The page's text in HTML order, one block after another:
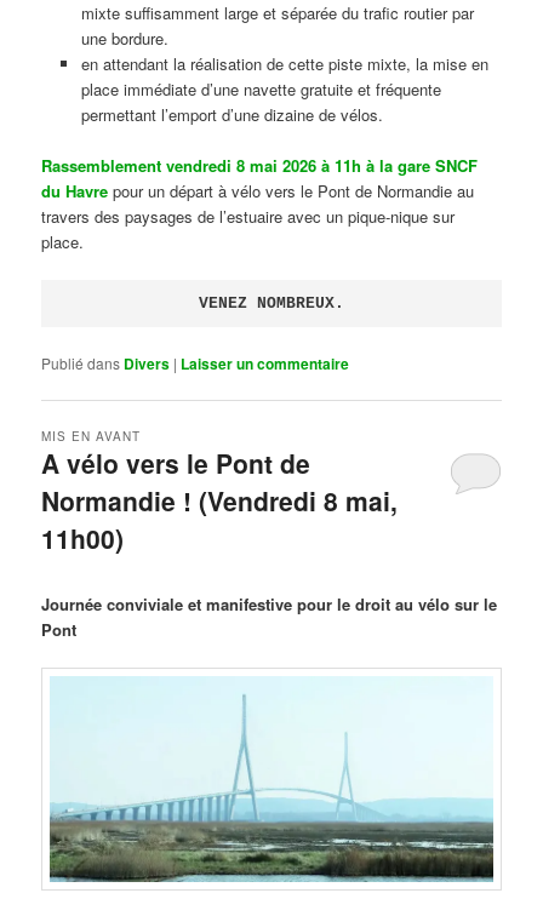
mixte suffisamment large et séparée du trafic routier par
une bordure.
en attendant la réalisation de cette piste mixte, la mise en
place immédiate d’une navette gratuite et fréquente
permettant l’emport d’une dizaine de vélos.
Rassemblement vendredi 8 mai 2026 à 11h à la gare SNCF
du Havre pour un départ à vélo vers le Pont de Normandie au
travers des paysages de l’estuaire avec un pique-nique sur
place.
VENEZ NOMBREUX.
Publié dans Divers | Laisser un commentaire
A vélo vers le Pont de
Normandie ! (Vendredi 8 mai,
11h00)
MIS EN AVANT
Journée conviviale et manifestive pour le droit au vélo sur le
Pont